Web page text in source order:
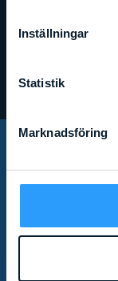
Inställningar
Statistik
Marknadsföring
Läs mer